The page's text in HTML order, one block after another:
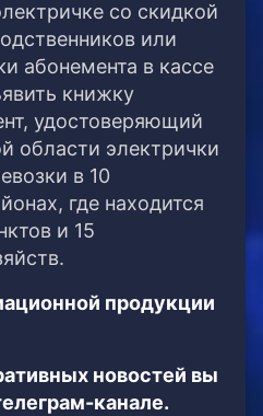
со скидкой
или
абонемента в кассе
книжку
удостоверяющий
области электрички
в 10
где находится
и 15
продукции
новостей вы
канале.